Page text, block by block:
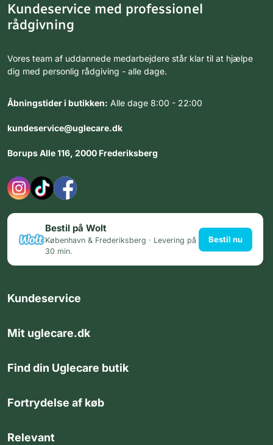
Kundeservice med professionel
rådgivning
Vores team af uddannede medarbejdere står klar til at hjælpe
dig med personlig rådgiving - alle dage.
Åbningstider i butikken: Alle dage 8:00 - 22:00
kundeservice@uglecare.dk
Borups Alle 116, 2000 Frederiksberg
Bestil på Wolt
København & Frederiksberg · Levering på
30 min.
Bestil nu
Kundeservice
Mit uglecare.dk
Find din Uglecare butik
Fortrydelse af køb
Relevant